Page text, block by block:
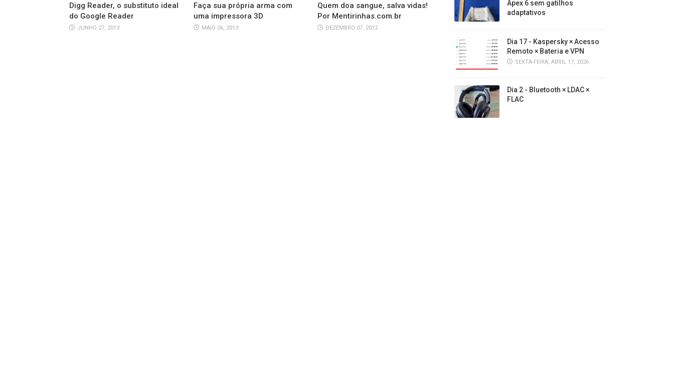
Digg Reader, o substituto ideal
do Google Reader
JUNHO 27, 2013
Faça sua própria arma com
uma impressora 3D
MAIO 06, 2013
Quem doa sangue, salva vidas!
Por Mentirinhas.com.br
DEZEMBRO 07, 2012
Apex 6 sem gatilhos
adaptativos
Dia 17 - Kaspersky × Acesso
Remoto × Bateria e VPN
SEXTA-FEIRA, ABRIL 17, 2026
Dia 2 - Bluetooth × LDAC ×
FLAC